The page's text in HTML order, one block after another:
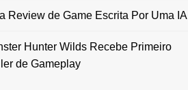
Review de Game Escrita Por Uma IA
Hunter Wilds Recebe Primeiro
de Gameplay